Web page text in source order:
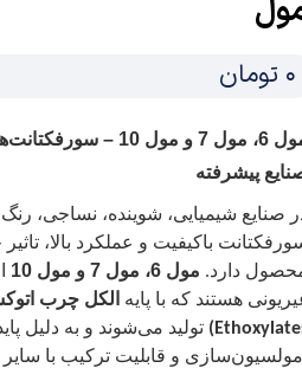
۰ تومان
مول 6، مول 7 و مول 10
پیشرفته
صنایع شیمیایی، شوینده، نساجی،
باکیفیت و عملکرد بالا،
دارد. مول 6، مول 7 و مول 10
هستند که با پایه الکل چرب
تولید می‌شوند و به دلیل
و قابلیت ترکیب با سایر